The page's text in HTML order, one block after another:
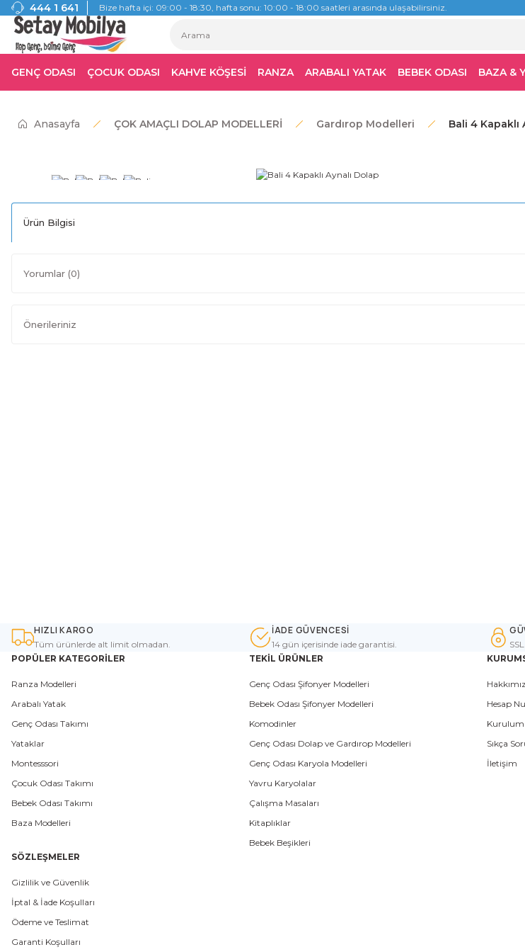
444 1 641 Bize hafta içi: 09:00 - 18:30, hafta sonu: 10:00 - 18:00 saatleri arasında ulaşabilirsiniz.
GENÇ ODASI ÇOCUK ODASI KAHVE KÖŞESİ RANZA ARABALI YATAK BEBEK ODASI BAZA &
Anasayfa ÇOK AMAÇLI DOLAP MODELLERİ Gardırop Modelleri Bali 4 Kapaklı
Ürün Bilgisi
Yorumlar (0)
Önerileriniz
HIZLI KARGO
Tüm ürünlerde alt limit olmadan.
İADE GÜVENCESİ
14 gün içerisinde iade garantisi.
POPÜLER KATEGORİLER
Ranza Modelleri
Arabalı Yatak
Genç Odası Takımı
Yataklar
Montesssori
Çocuk Odası Takımı
Bebek Odası Takımı
Baza Modelleri
TEKİL ÜRÜNLER
Genç Odası Şifonyer Modelleri
Bebek Odası Şifonyer Modelleri
Komodinler
Genç Odası Dolap ve Gardırop Modelleri
Genç Odası Karyola Modelleri
Yavru Karyolalar
Çalışma Masaları
Kitaplıklar
Bebek Beşikleri
Hesap
Sıkça
İletişim
SÖZLEŞMELER
Gizlilik ve Güvenlik
İptal & İade Koşulları
Ödeme ve Teslimat
Garanti Koşulları